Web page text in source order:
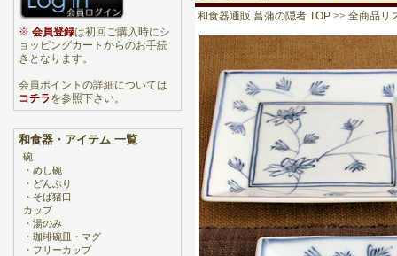
和食器通販 菖蒲の隠者 TOP >> 全商品リ
※ 会員登録は初回ご購入時にシ
ョッピングカートからのお手続
きとなります。
会員ポイントの詳細については
コチラを参照下さい。
和食器・アイテム 一覧
碗
・ めし碗
・ どんぶり
・ そば猪口
カップ
・ 湯のみ
・ 珈琲碗皿・マグ
・ フリーカップ